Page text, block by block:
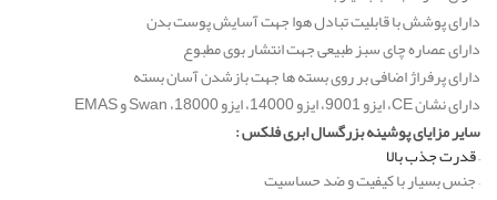
دارای پوشش با قابلیت تبادل هوا جهت آسایش پوست بدن
دارای عصاره چای سبز طبیعی جهت انتشار بوی مطبوع
دارای پرفراژ اضافی بر روی بسته ها جهت بازشدن آسان بسته
دارای نشان CE، ایزو 9001، ایزو 14000، ایزو 18000، Swan و EMAS
سایر مزایای پوشینه بزرگسال ابری فلکس :
– قدرت جذب بالا
– جنس بسیار با کیفیت و ضد حساسیت